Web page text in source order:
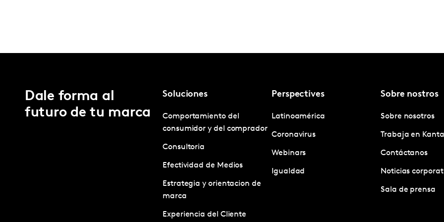
Dale forma al
futuro de tu marca
Soluciones
Comportamiento del
consumidor y del comprador
Consultoria
Efectividad de Medios
Estrategia y orientacion de
marca
Experiencia del Cliente
Perspectives
Latinoamérica
Coronavirus
Webinars
Igualdad
Sobre nostros
Sobre nosotros
Trabaja en
Contáctanos
Noticias
Sala de prensa